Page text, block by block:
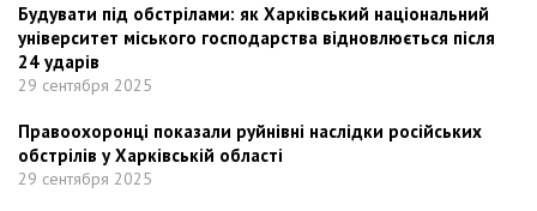
Будувати під обстрілами: як Харківський національний
університет міського господарства відновлюється після
24 ударів
29 сентября 2025
Правоохоронці показали руйнівні наслідки російських
обстрілів у Харківській області
29 сентября 2025